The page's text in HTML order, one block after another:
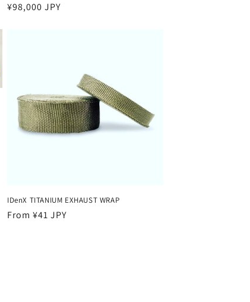
Regular
¥98,000 JPY
IDenX TITANIUM EXHAUST WRAP
Regular
From ¥41 JPY